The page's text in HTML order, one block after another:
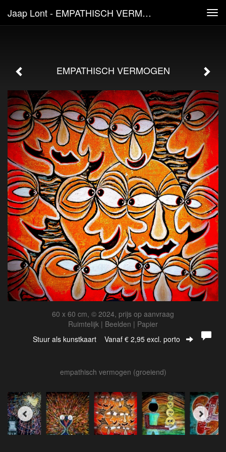
Jaap Lont - EMPATHISCH VERMOGEN
EMPATHISCH VERMOGEN
60 x 60 cm, © 2024, prijs op aanvraag
Ruimtelijk | Beelden | Papier
Stuur als kunstkaart Vanaf € 2,95 excl. porto
empathisch vermogen (groeiend)